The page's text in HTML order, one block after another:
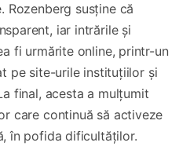
Rozenberg susține că
iar intrările și
fi urmărite online, printr-un
pe site-urile instituțiilor și
final, acesta a mulțumit
care continuă să activeze
în pofida dificultăților.